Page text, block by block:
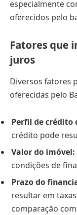
especialmente
oferecidos pelo
Fatores que
juros
Diversos fatores
oferecidas pelo
Perfil de crédito
crédito pode
Valor do imóvel:
condições de
Prazo do
resultar em
comparação